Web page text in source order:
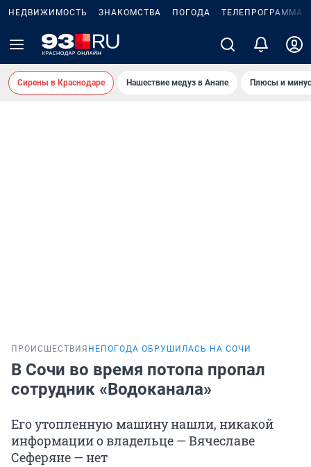
НЕДВИЖИМОСТЬ ЗНАКОМСТВА ПОГОДА ТЕЛЕПРОГРАММА
Сирены в Краснодаре Нашествие медуз в Анапе Плюсы и
ПРОИСШЕСТВИЯ НЕПОГОДА ОБРУШИЛАСЬ НА СОЧИ
В Сочи во время потопа пропал
сотрудник «Водоканала»
Его утопленную машину нашли, никакой
информации о владельце — Вячеславе
Сеферяне — нет